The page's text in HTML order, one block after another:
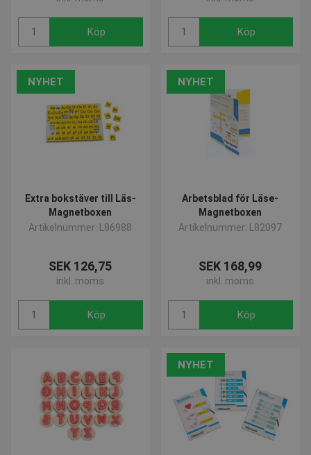
Köp Köp
NYHET
Extra bokstäver till Läs-
Magnetboxen
Artikelnummer: L86988
SEK 126,75
inkl. moms
Köp
NYHET
Arbetsblad för Läse-
Magnetboxen
Artikelnummer: L82097
SEK 168,99
inkl. moms
Köp
NYHET